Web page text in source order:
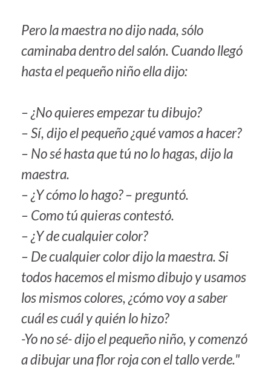
Pero la maestra no dijo nada, sólo
caminaba dentro del salón. Cuando llegó
hasta el pequeño niño ella dijo:
– ¿No quieres empezar tu dibujo?
– Sí, dijo el pequeño ¿qué vamos a hacer?
– No sé hasta que tú no lo hagas, dijo la
maestra.
– ¿Y cómo lo hago? – preguntó.
– Como tú quieras contestó.
– ¿Y de cualquier color?
– De cualquier color dijo la maestra. Si
todos hacemos el mismo dibujo y usamos
los mismos colores, ¿cómo voy a saber
cuál es cuál y quién lo hizo?
-Yo no sé- dijo el pequeño niño, y comenzó
a dibujar una flor roja con el tallo verde."